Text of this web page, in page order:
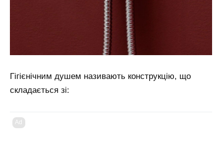
Гігієнічним душем називають конструкцію, що
складається зі:
Ad